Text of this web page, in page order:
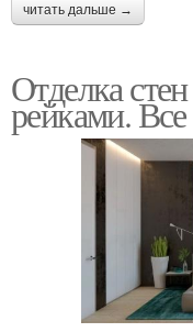
читать дальше →
Отделка
рейками. Все